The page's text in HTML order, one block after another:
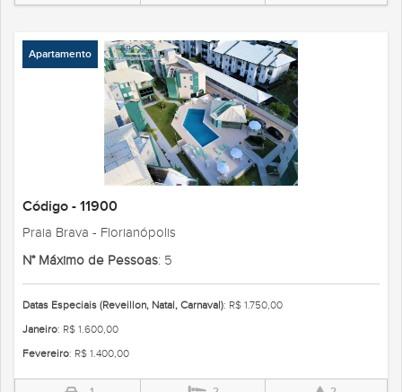
Apartamento
Código - 11900
Praia Brava - Florianópolis
N° Máximo de Pessoas: 5
Datas Especiais (Reveillon, Natal, Carnaval): R$ 1.750,00
Janeiro: R$ 1.600,00
Fevereiro: R$ 1.400,00